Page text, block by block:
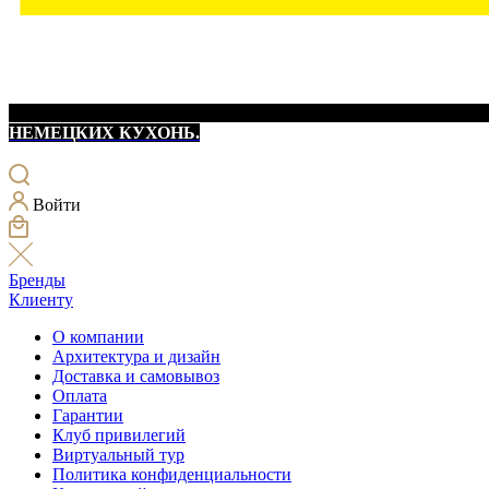
НЕМЕЦКИХ КУХОНЬ.
Войти
Бренды
Клиенту
О компании
Архитектура и дизайн
Доставка и самовывоз
Оплата
Гарантии
Клуб привилегий
Виртуальный тур
Политика конфиденциальности